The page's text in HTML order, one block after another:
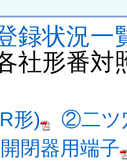
録状況一
社形番対
形)
②二ツ
閉器用端子